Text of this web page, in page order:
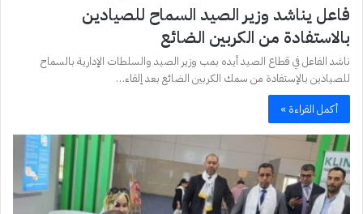
فاعل يناشد وزير الصيد السماح للصيادين
بالاستفادة من الكربين الضائع
ناشد الفاعل في قطاع الصيد أيده بمب وزير الصيد والسلطات الإدارية بالسماح
للصيادين بالإستفادة من سمك الكربين الضائع بعد إلقاء…
أكمل القراءة »